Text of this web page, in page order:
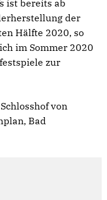
ist bereits ab
der
Hälfte 2020, so
im Sommer 2020
zur
von
Bad